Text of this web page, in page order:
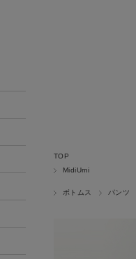
TOP
MidiUmi
ボトムス パンツ